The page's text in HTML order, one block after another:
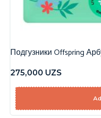
Подгузники Offspring
275,000 UZS